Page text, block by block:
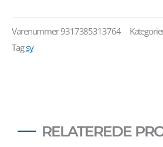
Varenummer9317385313764
Tagsy
RELATEREDE